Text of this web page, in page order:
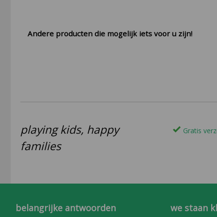
Andere producten die mogelijk iets voor u zijn!
playing kids, happy
families
Gratis
belangrijke antwoorden we staan